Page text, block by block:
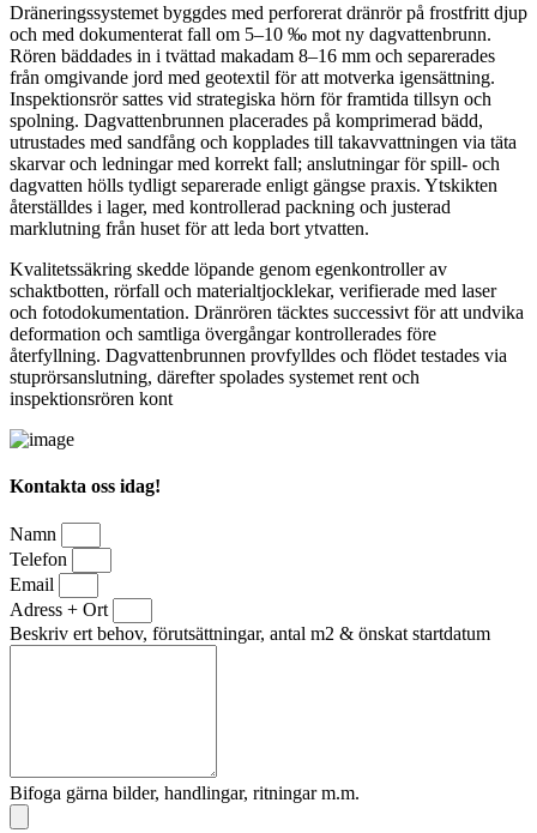
Dräneringssystemet byggdes med perforerat dränrör på frostfritt djup
och med dokumenterat fall om 5–10 ‰ mot ny dagvattenbrunn.
Rören bäddades in i tvättad makadam 8–16 mm och separerades
från omgivande jord med geotextil för att motverka igensättning.
Inspektionsrör sattes vid strategiska hörn för framtida tillsyn och
spolning. Dagvattenbrunnen placerades på komprimerad bädd,
utrustades med sandfång och kopplades till takavvattningen via täta
skarvar och ledningar med korrekt fall; anslutningar för spill- och
dagvatten hölls tydligt separerade enligt gängse praxis. Ytskikten
återställdes i lager, med kontrollerad packning och justerad
marklutning från huset för att leda bort ytvatten.
Kvalitetssäkring skedde löpande genom egenkontroller av
schaktbotten, rörfall och materialtjocklekar, verifierade med laser
och fotodokumentation. Dränrören täcktes successivt för att undvika
deformation och samtliga övergångar kontrollerades före
återfyllning. Dagvattenbrunnen provfylldes och flödet testades via
stuprörsanslutning, därefter spolades systemet rent och
inspektionsrören kont
Kontakta oss idag!
Namn
Telefon
Email
Adress + Ort
Beskriv ert behov, förutsättningar, antal m2 & önskat startdatum
Bifoga gärna bilder, handlingar, ritningar m.m.